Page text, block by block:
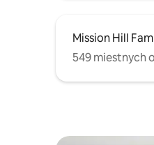
Mission Hill
549 miestnych